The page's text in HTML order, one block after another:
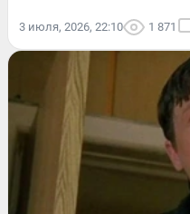
3 июля, 2026, 22:10 1 871